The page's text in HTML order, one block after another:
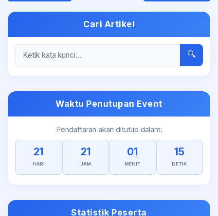
Cari Artikel
🔍
Waktu Penutupan Event
Pendaftaran akan ditutup dalam:
21
HARI
21
JAM
01
MENIT
15
DETIK
Statistik Peserta